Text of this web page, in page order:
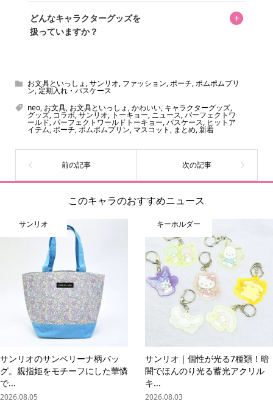
め、正確な情報をお伝えできないからです。
どんなキャラクターグッズを
扱っていますか？
+
ん！200種以上のトレンディなキャラクターやアニメキャラ
をご紹介しています。生まれたばかりの新しいキャラクタ
ーをいち早く皆さんにお届けすることも、私たちの使命の
ひとつです。
お文具といっしょ ,サンリオ, ファッション,ポーチ,ポムポムプリ
ン, 定期入れ・パスケース
neo, お文具, お文具といっしょ ,かわいい, キャラクターグッズ,
グッズ,コラボ,サンリオ, トーキョー, ニュース,パーフェクトワ
ールド,パーフェクトワールドトーキョー,パスケース, ヒットア
イテム,ポーチ,ポムポムプリン, マスコット , まとめ,新着
このキャラのおすすめニュース
サンリオ
サンリオのサンベリーナ柄バッ
グ。親指姫をモチーフにした華憐
で...
2026.08.05
キーホルダー
サンリオ｜個性が光る7種類！暗
闇でほんのり光る蓄光アクリル
キ...
2026.08.03